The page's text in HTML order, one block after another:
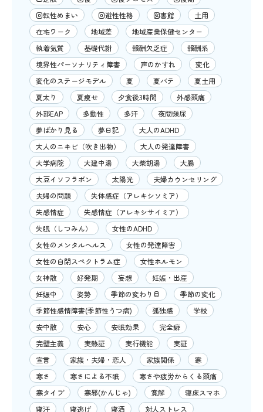
回転性めまい
回避性性格 図書館
土用
在宅ワーク
地域差
地域産業保健センター
執着気質
基礎代謝 報酬欠乏症
報酬系
境界性パーソナリティ障害
声のかすれ
変化
変化のステージモデル
夏 夏バテ
夏土用
夏太り
夏痩せ 夕食後3時間
外感頭痛
外部EAP
多動性 多汗
夜間頻尿
夢ばかり見る
夢日記
大人のADHD
大人のニキビ（吹き出物）
大人の発達障害
大学病院
大建中湯 大柴胡湯
大腸
大豆イソフラボン
太陽光
夫婦カウンセリング
夫婦の問題
失体感症（アレキシソミア）
失感情症
失感情症（アレキシサイミア）
失眠（しつみん）
女性のADHD
女性のメンタルヘルス
女性の発達障害
女性の自閉スペクトラム症
女性ホルモン
女神散
好発期 妄想
妊娠・出産
妊娠中
姿勢 季節の変わり目
季節の変化
季節性感情障害(季節性うつ病)
孤独感
学校
安中散
安心 安眠効果
完全癖
完璧主義
実熱証 実行機能
実証
宣言
家族・夫婦・恋人 家族関係
寒
寒さ
寒さによる不眠
寒さや疲労からくる頭痛
寒タイプ
寒邪(かんじゃ) 寛解
寝床スマホ
寝汗
寝逃げ 寝酒
対人ストレス